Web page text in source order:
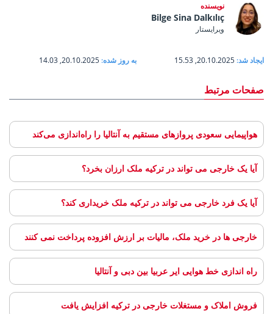
نویسنده
Bilge Sina Dalkılıç
ویرایستار
ایجاد شد: به روز شده:
صفحات مرتبط
هواپیمایی سعودی پروازهای مستقیم به آنتالیا را راه‌اندازی می‌کند
آیا یک خارجی می تواند در ترکیه ملک ارزان بخرد؟
آیا یک فرد خارجی می تواند در ترکیه ملک خریداری کند؟
خارجی ها در خرید ملک، مالیات بر ارزش افزوده پرداخت نمی کنند
راه اندازی خط هوایی ایر عربیا بین دبی و آنتالیا
فروش املاک و مستغلات خارجی در ترکیه افزایش یافت